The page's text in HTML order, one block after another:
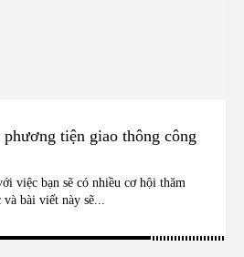
tiện giao thông công
việc bạn sẽ có nhiều cơ hội thăm
bài viết này sẽ...